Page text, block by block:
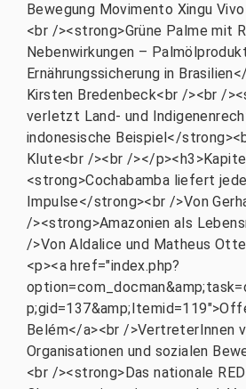
Bewegung Movimento Xingu
<br /><strong>Grüne Palme mit
Nebenwirkungen –
Ernährungssicherung in
Kirsten Bredenbeck<br /><br /
verletzt Land- und
indonesische Beispiel</
Klute<br /><br /></
<strong>Cochabamba liefert
Impulse</strong><br />Von
/><strong>Amazonien als
/>Von Aldalice und Matheus
<p><a href="index.php?
Belém</a><br />VertreterInnen
Organisationen und sozialen
<br /><strong>Das nationale